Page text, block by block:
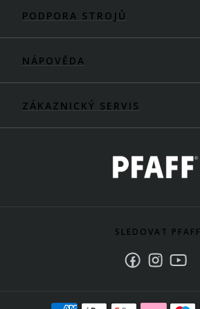
PODPORA STROJŮ
NÁPOVĚDA
ZÁKAZNICKÝ SERVIS
SLEDOVAT PFAFF